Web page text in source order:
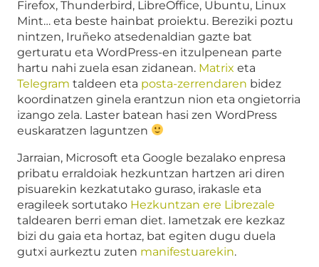
Firefox, Thunderbird, LibreOffice, Ubuntu, Linux
Mint… eta beste hainbat proiektu. Bereziki poztu
nintzen, Iruñeko atsedenaldian gazte bat
gerturatu eta WordPress-en itzulpenean parte
hartu nahi zuela esan zidanean. Matrix eta
Telegram taldeen eta posta-zerrendaren bidez
koordinatzen ginela erantzun nion eta ongietorria
izango zela. Laster batean hasi zen WordPress
euskaratzen laguntzen
Jarraian, Microsoft eta Google bezalako enpresa
pribatu erraldoiak hezkuntzan hartzen ari diren
pisuarekin kezkatutako guraso, irakasle eta
eragileek sortutako Hezkuntzan ere Librezale
taldearen berri eman diet. Iametzak ere kezkaz
bizi du gaia eta hortaz, bat egiten dugu duela
gutxi aurkeztu zuten manifestuarekin.